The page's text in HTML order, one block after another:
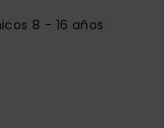
8 - 16 años